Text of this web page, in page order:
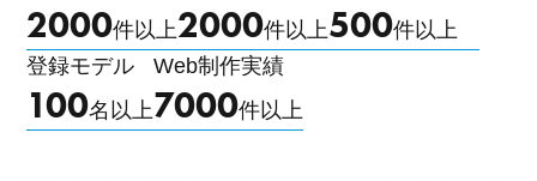
2000件以上2000件以上500件以上
登録モデル
100名以上
Web制作実績
7000件以上